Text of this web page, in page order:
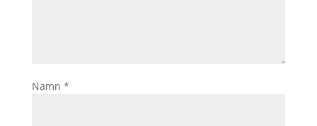
Namn *